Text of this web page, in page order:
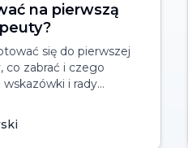
na pierwszą
się do pierwszej
zabrać i czego
i rady